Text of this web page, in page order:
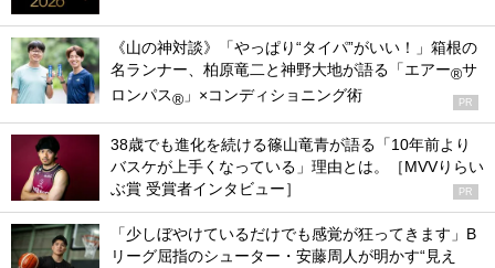
《山の神対談》「やっぱり“タイパ”がいい！」箱根の
名ランナー、柏原竜二と神野大地が語る「エアー®サ
ロンパス® 」×コンディショニング術 PR
38歳でも進化を続ける篠山竜青が語る「10年前より
バスケが上手くなっている」理由とは。［MVVりらい
ぶ賞 受賞者インタビュー］
PR
「少しぼやけているだけでも感覚が狂ってきます」B
リーグ屈指のシューター・安藤周人が明かす“見え